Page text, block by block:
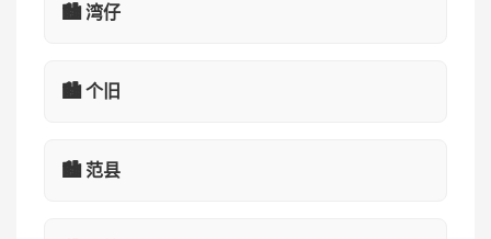
🏙️ 湾仔
🏙️ 个旧
🏙️ 范县